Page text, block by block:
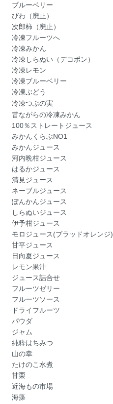
ブルーベリー
びわ（廃止）
次郎柿（廃止）
冷凍フルーツへ
冷凍みかん
冷凍しらぬい（デコポン）
冷凍レモン
冷凍ブルーベリー
冷凍ぶどう
冷凍つぶの実
昔ながらの冷凍みかん
100％ストレートジュース
みかんくらぶNO1
みかんジュース
河内晩柑ジュース
はるかジュース
清見ジュース
ネーブルジュース
ぽんかんジュース
しらぬいジュース
伊予柑ジュース
モロジュース(ブラッドオレンジ)
甘平ジュース
日向夏ジュース
レモン果汁
ジュース詰合せ
フルーツゼリー
フルーツソース
ドライフルーツ
パウダ
ジャム
純粋はちみつ
山の幸
たけのこ水煮
甘栗
近海もの市場
海藻